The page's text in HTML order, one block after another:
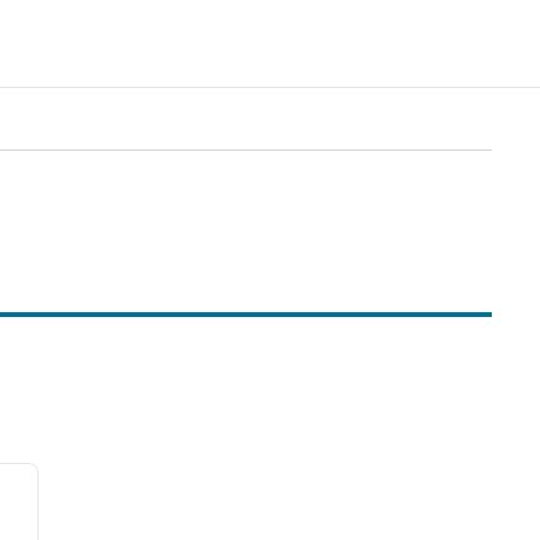
gambar berikutnya